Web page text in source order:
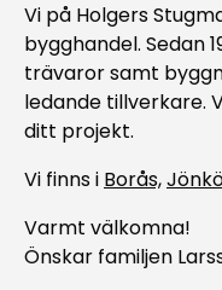
Vi på Holgers
bygghandel. Sedan
trävaror samt
ledande tillverkare.
ditt projekt.
Vi finns i Borås,
Varmt välkomna!
Önskar familjen